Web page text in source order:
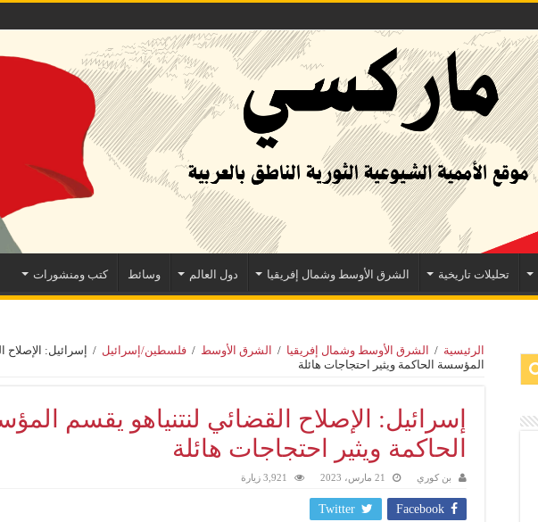
تحليلات تاريخية الشرق الأوسط وشمال إفريقيا دول العالم وسائط كتب ومنشورات
الرئيسية / الشرق الأوسط وشمال إفريقيا / الشرق الأوسط / فلسطين/إسرائيل /
إسرائيل: الإصلاح
المؤسسة الحاكمة ويثير احتجاجات هائلة
إسرائيل: الإصلاح القضائي لنتنياهو يقسم
الحاكمة ويثير احتجاجات هائلة
بن كوري 21 مارس، 2023 3,921 زيارة
Facebook
Twitter